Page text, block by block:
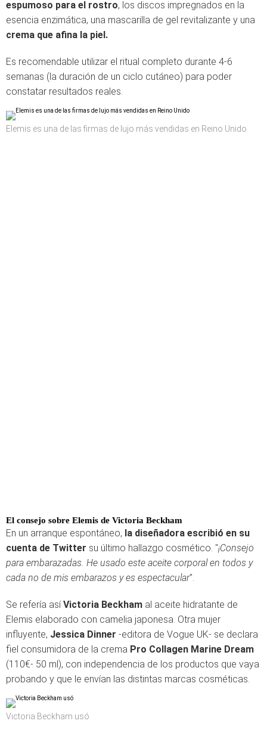
espumoso para el rostro, los discos impregnados en la
esencia enzimática, una mascarilla de gel revitalizante y una
crema que afina la piel.
Es recomendable utilizar el ritual completo durante 4-6
semanas (la duración de un ciclo cutáneo) para poder
constatar resultados reales.
Elemis es una de las firmas de lujo más vendidas en Reino Unido
El consejo sobre Elemis de Victoria Beckham
En un arranque espontáneo, la diseñadora escribió en su
cuenta de Twitter su último hallazgo cosmético. "¡Consejo
para embarazadas. He usado este aceite corporal en todos y
cada no de mis embarazos y es espectacular".
Se refería asíVictoria Beckham al aceite hidratante de
Elemis elaborado con camelia japonesa. Otra mujer
influyente, Jessica Dinner -editora de Vogue UK- se declara
fiel consumidora de la crema Pro Collagen Marine Dream
(110€- 50 ml), con independencia de los productos que vaya
probando y que le envían las distintas marcas cosméticas.
Victoria Beckham usó